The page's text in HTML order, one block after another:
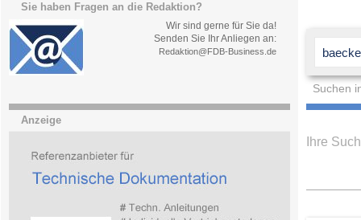
Sie haben Fragen an die Redaktion?
Wir sind gerne für Sie da!
Senden Sie Ihr Anliegen an:
Redaktion@FDB-Business.de
Suchen
Anzeige
Ihre